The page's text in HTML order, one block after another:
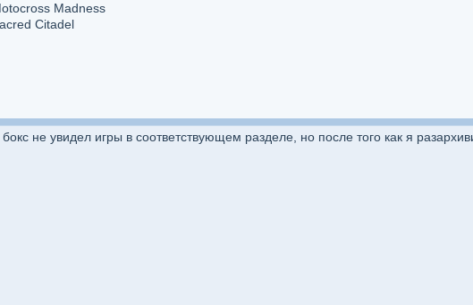
Madness
Citadel
не увидел игры в соответствующем разделе, но после того как я